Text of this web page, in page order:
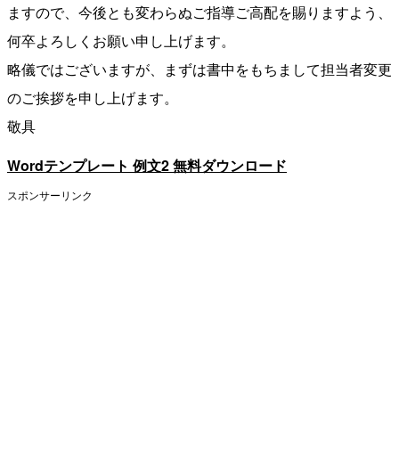
ますので、今後とも変わらぬご指導ご高配を賜りますよう、
何卒よろしくお願い申し上げます。
略儀ではございますが、まずは書中をもちまして担当者変更
のご挨拶を申し上げます。
敬具
Wordテンプレート 例文2 無料ダウンロード
スポンサーリンク